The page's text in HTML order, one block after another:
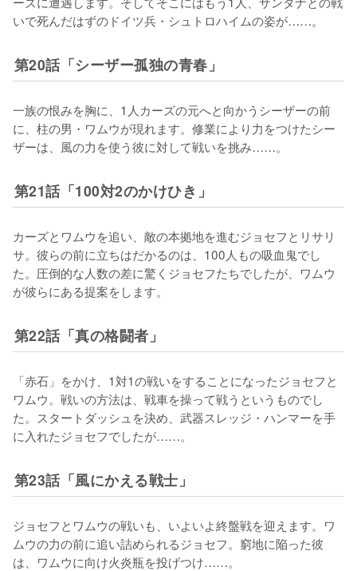
いで死んだはずのドイツ兵・シュトロハイムの姿が……。
第20話「シーザー孤独の青春」
一族の恨みを胸に、1人カーズの元へと向かうシーザーの前
に、柱の男・ワムウが現れます。修業により力をつけたシー
ザーは、風の力を使う彼に対して戦いを挑み……。
第21話「100対2のかけひき」
カーズとワムウを追い、敵の本拠地を進むジョセフとリサリ
サ。彼らの前に立ちはだかるのは、100人もの吸血鬼でし
た。圧倒的な人数の差に驚くジョセフたちでしたが、ワムウ
が彼らにある提案をします。
第22話「真の格闘者」
「赤石」をかけ、1対1の戦いをすることになったジョセフと
ワムウ。戦いの方法は、戦車を操って戦うというものでし
た。スタートダッシュを決め、武器スレッジ・ハンマーを手
に入れたジョセフでしたが……。
第23話「風にかえる戦士」
ジョセフとワムウの戦いも、いよいよ終盤戦を迎えます。ワ
ムウの力の前に追い詰められるジョセフ。窮地に陥った彼
は、ワムウに向け火炎瓶を投げつけ……。